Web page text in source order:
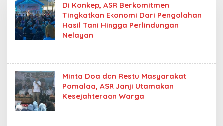
Di Konkep, ASR Berkomitmen
Tingkatkan Ekonomi Dari Pengolahan
Hasil Tani Hingga Perlindungan
Nelayan
Minta Doa dan Restu Masyarakat
Pomalaa, ASR Janji Utamakan
Kesejahteraan Warga